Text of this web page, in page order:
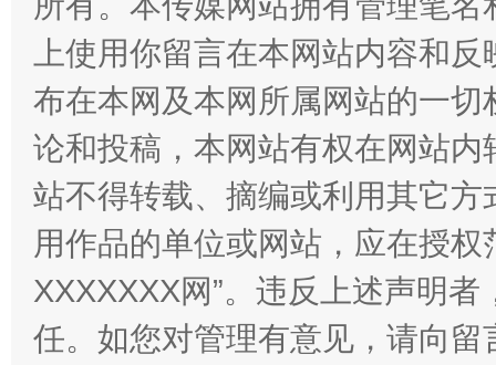
“蜀中异人”王建安的艺术幻境
上使用你留言在本网站内容和
布在本网及本网所属网站的一
论和投稿，本网站有权在网站
站不得转载、摘编或利用其它
用作品的单位或网站，应在授
XXXXXXX网”。违反上述声明
任。如您对管理有意见，请向